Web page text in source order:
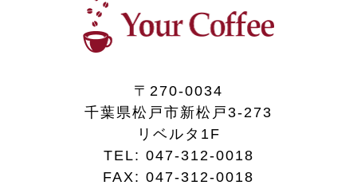
バ
リ
シ
ョ
が
あ
り
〒270-0034
千葉県松戸市新松戸3-273
リベルタ1F
TEL: 047-312-0018
FAX: 047-312-0018